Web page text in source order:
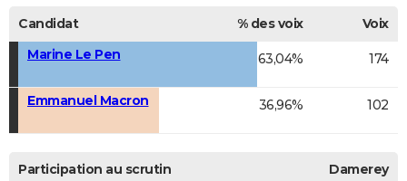
Bricolage
Culture
Television
Voyage
Candidat % des voix
Voix
Marine Le Pen
63,04% 174
Emmanuel Macron 36,96% 102
Participation au scrutin Damerey